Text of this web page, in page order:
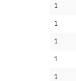
1
1
1
1
1